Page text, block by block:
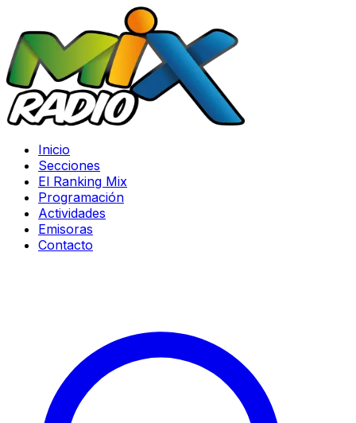
Inicio
Secciones
El Ranking Mix
Programación
Actividades
Emisoras
Contacto